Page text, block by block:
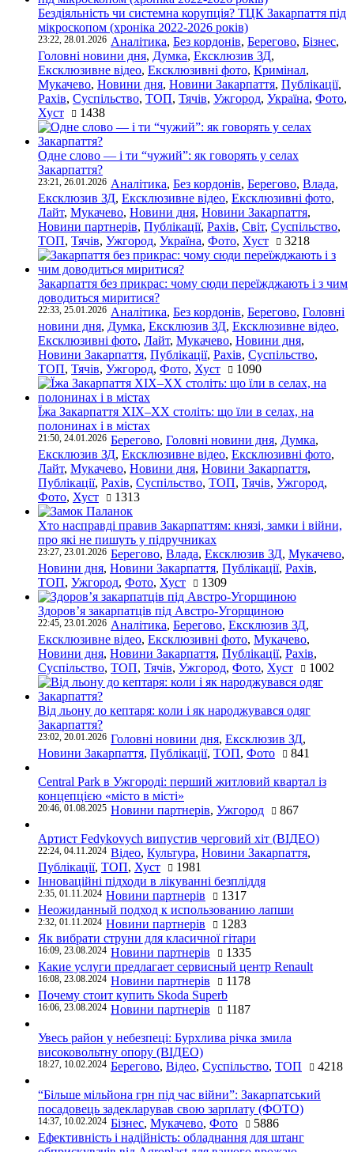
Бездіяльність чи системна корупція? ТЦК Закарпаття під
мікроскопом (хроніка 2022-2026 років)
23:22, 28.01.2026 Аналітика, Без кордонів, Берегово, Бізнес,
Головні новини дня, Думка, Ексклюзив ЗД,
Ексклюзивне відео, Ексклюзивні фото, Кримінал,
Мукачево, Новини дня, Новини Закарпаття, Публікації,
Рахів, Суспільство, ТОП, Тячів, Ужгород, Україна, Фото,
Хуст
1438
Одне слово — і ти “чужий”: як говорять у селах
Закарпаття?
23:21, 26.01.2026 Аналітика, Без кордонів, Берегово, Влада,
Ексклюзив ЗД, Ексклюзивне відео, Ексклюзивні фото,
Лайт, Мукачево, Новини дня, Новини Закарпаття,
Новини партнерів, Публікації, Рахів, Світ, Суспільство,
ТОП, Тячів, Ужгород, Україна, Фото, Хуст 3218
Закарпаття без прикрас: чому сюди переїжджають і з чим
доводиться миритися?
22:33, 25.01.2026 Аналітика, Без кордонів, Берегово, Головні
новини дня, Думка, Ексклюзив ЗД, Ексклюзивне відео,
Ексклюзивні фото, Лайт, Мукачево, Новини дня,
Новини Закарпаття, Публікації, Рахів, Суспільство,
ТОП, Тячів, Ужгород, Фото, Хуст 1090
Їжа Закарпаття ХІХ–ХХ століть: що їли в селах, на
полонинах і в містах
21:50, 24.01.2026 Берегово, Головні новини дня, Думка,
Ексклюзив ЗД, Ексклюзивне відео, Ексклюзивні фото,
Лайт, Мукачево, Новини дня, Новини Закарпаття,
Публікації, Рахів, Суспільство, ТОП, Тячів, Ужгород,
Фото, Хуст 1313
Хто насправді правив Закарпаттям: князі, замки і війни,
про які не пишуть у підручниках
23:27, 23.01.2026 Берегово, Влада, Ексклюзив ЗД, Мукачево,
Новини дня, Новини Закарпаття, Публікації, Рахів,
ТОП, Ужгород, Фото, Хуст 1309
Здоров’я закарпатців під Австро-Угорщиною
22:45, 23.01.2026 Аналітика, Берегово, Ексклюзив ЗД,
Ексклюзивне відео, Ексклюзивні фото, Мукачево,
Новини дня, Новини Закарпаття, Публікації, Рахів,
Суспільство, ТОП, Тячів, Ужгород, Фото, Хуст 1002
Від льону до кептаря: коли і як народжувався одяг
Закарпаття?
23:02, 20.01.2026 Головні новини дня, Ексклюзив ЗД,
Новини Закарпаття, Публікації, ТОП, Фото 841
Central Park в Ужгороді: перший житловий квартал із
концепцією «місто в місті»
20:46, 01.08.2025 Новини партнерів, Ужгород 867
Артист Fedykovych випустив черговий хіт (ВІДЕО)
22:24, 04.11.2024 Відео, Культура, Новини Закарпаття,
Публікації, ТОП, Хуст
1981
Інноваційні підходи в лікуванні безпліддя
2:35, 01.11.2024 Новини партнерів
1317
Неожиданный подход к использованию лапши
2:32, 01.11.2024 Новини партнерів
1283
Як вибрати струни для класичної гітари
16:09, 23.08.2024 Новини партнерів
1335
Какие услуги предлагает сервисный центр Renault
16:08, 23.08.2024 Новини партнерів
1178
Почему стоит купить Skoda Superb
16:06, 23.08.2024 Новини партнерів 1187
Увесь район у небезпеці: Бурхлива річка змила
високовольтну опору (ВІДЕО)
18:27, 10.02.2024 Берегово, Відео, Суспільство, ТОП 4218
“Більше мільйона грн під час війни”: Закарпатський
посадовець задекларував свою зарплату (ФОТО)
14:37, 10.02.2024 Бізнес, Мукачево, Фото
5886
Ефективність і надійність: обладнання для штанг